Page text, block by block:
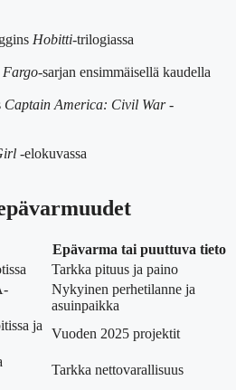
Hobitti-trilogiassa
Fargo-sarjan ensimmäisellä kaudella
Captain America: Civil War-
-elokuvassa
Epävarma tai puuttuva tieto
Tarkka pituus ja paino
Nykyinen perhetilanne ja
asuinpaikka
ja
Vuoden 2025 projektit
Tarkka nettovarallisuus